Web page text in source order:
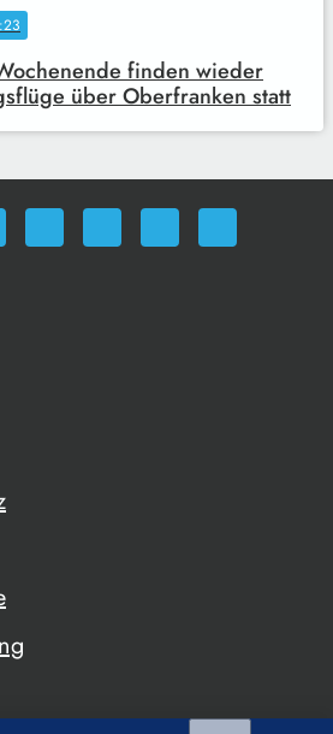
finden wieder
über Oberfranken statt